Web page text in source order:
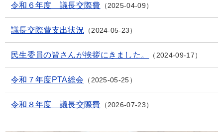
令和６年度 議長交際費 2025-04-09
議長交際費支出状況 2024-05-23
民生委員の皆さんが挨拶にきました。 2024-09-17
令和７年度PTA総会 2025-05-25
令和８年度 議長交際費 2026-07-23